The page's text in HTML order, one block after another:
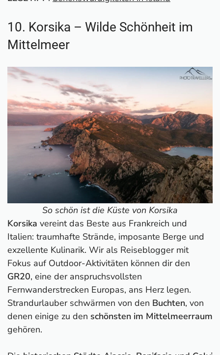
10. Korsika – Wilde Schönheit im
Mittelmeer
So schön ist die Küste von Korsika
Korsika vereint das Beste aus Frankreich und
Italien: traumhafte Strände, imposante Berge und
exzellente Kulinarik. Wir als Reiseblogger mit
Fokus auf Outdoor-Aktivitäten können dir den
GR20, eine der anspruchsvollsten
Fernwanderstrecken Europas, ans Herz legen.
Strandurlauber schwärmen von den Buchten, von
denen einige zu den schönsten im Mittelmeerraum
gehören.